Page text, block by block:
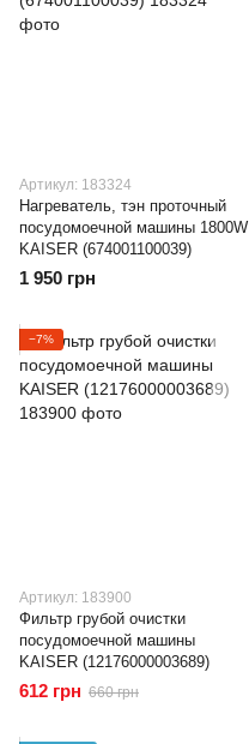
Артикул: 183324
Нагреватель, тэн проточный
посудомоечной машины 1800W
KAISER (674001100039)
1 950 грн
−7%
Артикул: 183900
Фильтр грубой очистки
посудомоечной машины
KAISER (12176000003689)
612 грн 660 грн